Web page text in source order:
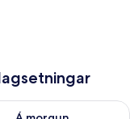
á morgun